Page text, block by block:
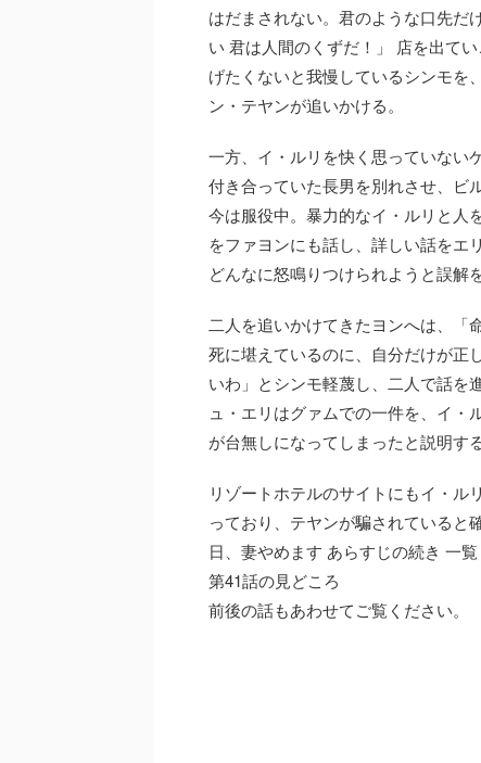
はだまされない。君のような口先だ
い 君は人間のくずだ！」 店を出て
げたくないと我慢しているシンモを
ン・テヤンが追いかける。
一方、イ・ルリを快く思っていない
付き合っていた長男を別れさせ、ビ
今は服役中。暴力的なイ・ルリと人
をファヨンにも話し、詳しい話をエ
どんなに怒鳴りつけられようと誤解
二人を追いかけてきたヨンへは、「
死に堪えているのに、自分だけが正
いわ」とシンモ軽蔑し、二人で話を
ュ・エリはグァムでの一件を、イ
が台無しになってしまったと説明する
リゾートホテルのサイトにもイ・
っており、テヤンが騙されていると
日、妻やめます あらすじの続き 一
第41話の見どころ
前後の話もあわせてご覧ください。